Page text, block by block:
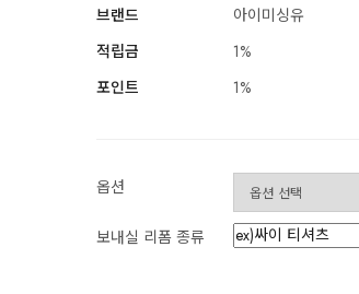
브랜드
아이미싱유
적립금
1%
포인트
1%
옵션
보내실 리폼 종류